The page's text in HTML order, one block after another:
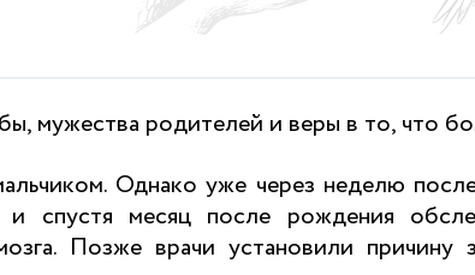
мужества родителей и веры в то, что
Однако уже через неделю
и спустя месяц после рождения
Позже врачи установили причину